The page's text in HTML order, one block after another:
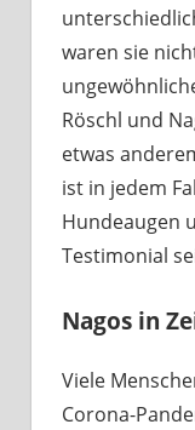
waren sie
Röschl und
etwas
ist in jedem
Hundeaugen
Testimonial
Nagos in
Viele
Corona-